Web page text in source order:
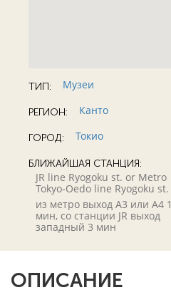
ТИП: Музеи
РЕГИОН: Канто
ГОРОД: Токио
БЛИЖАЙШАЯ СТАНЦИЯ:
JR line Ryogoku st. or Metro
Tokyo-Oedo line Ryogoku st.
из метро выход А3 или А4 1
мин, со станции JR выход
западный 3 мин
ОПИСАНИЕ